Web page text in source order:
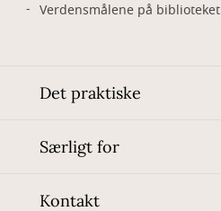
Verdensmålene på biblioteket
Det praktiske
Særligt for
Kontakt